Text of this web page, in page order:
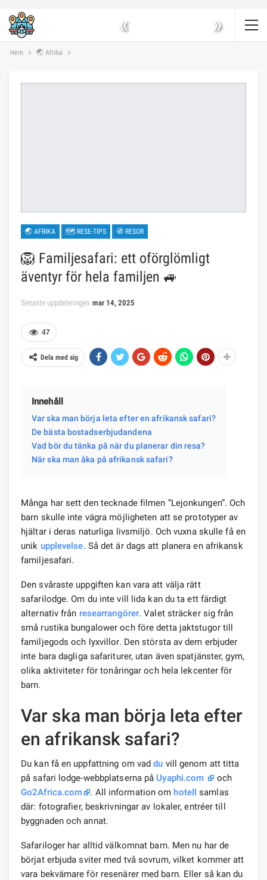
« »
Hem 🌏 Afrika
🌏 AFRIKA 🗺 RESE-TIPS 🧭 RESOR
🦁 Familjesafari: ett oförglömligt
äventyr för hela familjen 🚙
Senaste uppdateringen mar 14, 2025
47
Dela med sig
Innehåll
Var ska man börja leta efter en afrikansk safari?
De bästa bostadserbjudandena
Vad bör du tänka på när du planerar din resa?
När ska man åka på afrikansk safari?
Många har sett den tecknade filmen ”Lejonkungen”. Och
barn skulle inte vägra möjligheten att se prototyper av
hjältar i deras naturliga livsmiljö. Och vuxna skulle få en
unik upplevelse. Så det är dags att planera en afrikansk
familjesafari.
Den svåraste uppgiften kan vara att välja rätt
safarilodge. Om du inte vill lida kan du ta ett färdigt
alternativ från researrangörer. Valet sträcker sig från
små rustika bungalower och före detta jaktstugor till
familjegods och lyxvillor. Den största av dem erbjuder
inte bara dagliga safariturer, utan även spatjänster, gym,
olika aktiviteter för tonåringar och hela lekcenter för
barn.
Var ska man börja leta efter
en afrikansk safari?
Du kan få en uppfattning om vaddu vill genom att titta
på safari lodge-webbplatserna på Uyaphi.com
och
Go2Africa.com
. All information om hotell samlas
där: fotografier, beskrivningar av lokaler, entréer till
byggnaden och annat.
Safariloger har alltid välkomnat barn. Men nu har de
börjat erbjuda sviter med två sovrum, vilket kommer att
vara bekvämare för resenärer med barn. Eller så kan du